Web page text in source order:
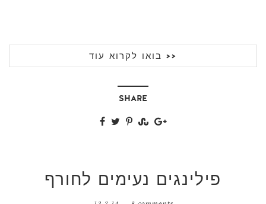
בואו לקרוא עוד >>
SHARE
פילינגים נעימים לחורף